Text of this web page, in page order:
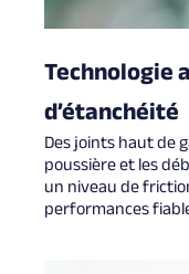
Technologie
d’étanchéité
Des joints haut de
poussière et les
un niveau de
performances